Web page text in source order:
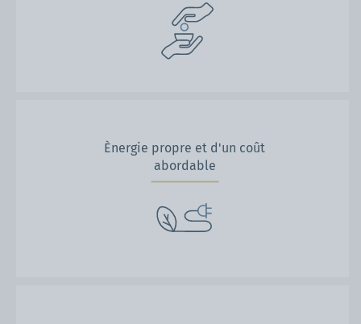
Ènergie propre et d'un coût
abordable